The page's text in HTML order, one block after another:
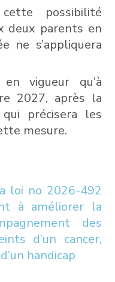
possibilité
deux parents en
ne s’appliquera
vigueur qu’à
2027, après la
précisera les
mesure.
loi no 2026-492
à améliorer la
des
d’un cancer,
handicap